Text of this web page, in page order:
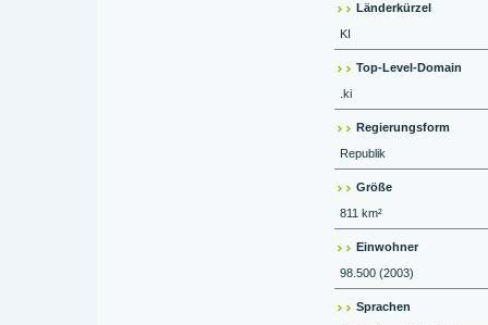
Länderkürzel
KI
Top-Level-Domain
.ki
Regierungsform
Republik
Größe
811 km²
Einwohner
98.500 (2003)
Sprachen